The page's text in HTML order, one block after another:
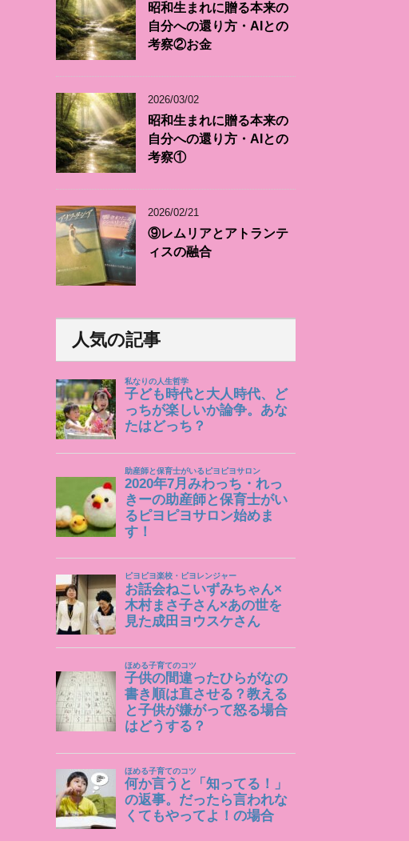
昭和生まれに贈る本来の
自分への還り方・AIとの
考察②お金
2026/03/02
昭和生まれに贈る本来の
自分への還り方・AIとの
考察①
2026/02/21
⑨レムリアとアトランテ
ィスの融合
人気の記事